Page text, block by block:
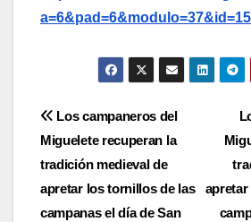
Navegación
de
entradas
Los campaneros del
Miguelete recuperan la
tradición medieval de
apretar los tornillos de las
campanas el día de San